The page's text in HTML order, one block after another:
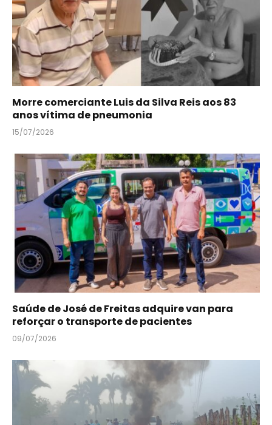
Morre comerciante Luis da Silva Reis aos 83
anos vítima de pneumonia
15/07/2026
Saúde de José de Freitas adquire van para
reforçar o transporte de pacientes
09/07/2026